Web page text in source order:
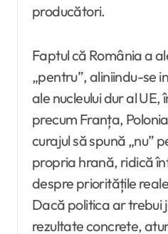
producători.
Faptul că România a
„pentru”, aliniindu-se
ale nucleului dur al UE,
precum Franța,
curajul să spună „nu”
propria hrană, ridică
despre prioritățile
Dacă politica ar trebui
rezultate concrete,